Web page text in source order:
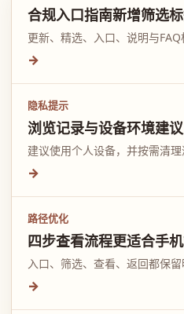
合规入口指南新增筛选
更新、精选、入口、说明与FAQ
→
隐私提示
浏览记录与设备环境建议
建议使用个人设备，并按需清理
→
路径优化
四步查看流程更适合手
入口、筛选、查看、返回都保留
→